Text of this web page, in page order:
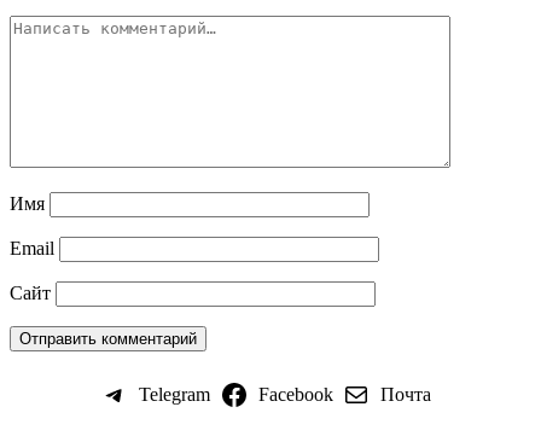
Имя
Email
Сайт
Telegram Facebook Почта